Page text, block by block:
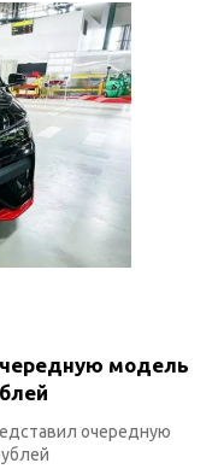
модель
очередную